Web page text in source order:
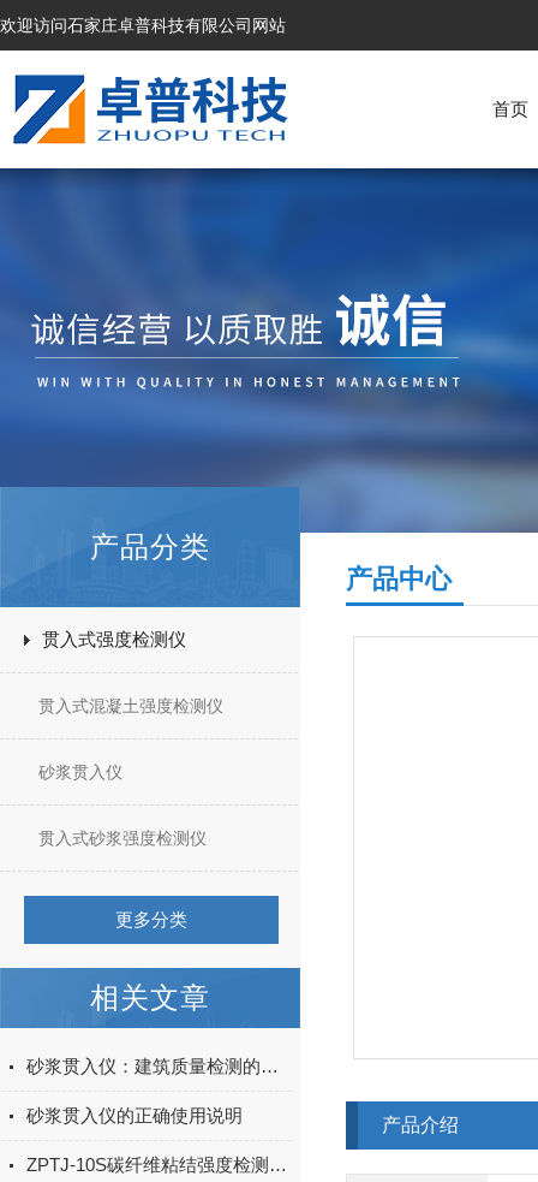
欢迎访问石家庄卓普科技有限公司网站
首页
产品分类
贯入式强度检测仪
贯入式混凝土强度检测仪
砂浆贯入仪
贯入式砂浆强度检测仪
更多分类
相关文章
砂浆贯入仪：建筑质量检测的得力助手
砂浆贯入仪的正确使用说明
ZPTJ-10S碳纤维粘结强度检测仪的技术参数和配置
产品中心
产品介绍